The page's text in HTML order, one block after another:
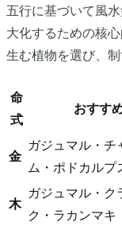
五行に基づいて風
大化するための核
生む植物を選び、制
命
式
おすす
金
ガジュマル・チ
ム・ポドカルプ
木
ガジュマル・ク
ク・ラカンマキ